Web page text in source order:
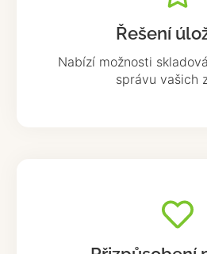
Řešení
Nabízí možnosti
správu vašich